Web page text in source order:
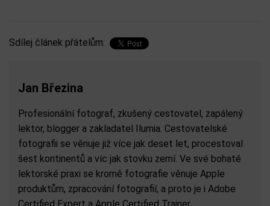
Sdílej článek přátelům:
Jan Březina
Profesionální fotograf, zkušený cestovatel, zapálený
lektor, blogger a zakladatel Ilumia. Cestovatelské
fotografii se věnuje již více jak deset let, procestoval
šest kontinentů a víc jak stovku zemí. Ve své bohaté
lektorské praxi se kromě fotografie věnuje Apple
produktům, zpracování fotografií, a proto je i Adobe